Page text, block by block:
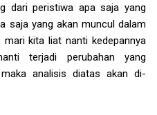
dari peristiwa apa saja yang
saja yang akan muncul dalam
mari kita liat nanti kedepannya
terjadi perubahan yang
analisis diatas akan di-